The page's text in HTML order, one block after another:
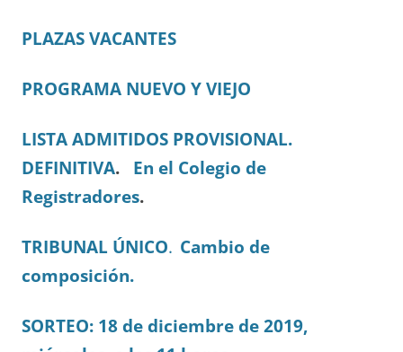
PLAZAS VACANTES
PROGRAMA NUEVO Y VIEJO
LISTA ADMITIDOS PROVISIONAL.
DEFINITIVA. En el Colegio de
Registradores.
TRIBUNAL ÚNICO. Cambio de
composición.
SORTEO: 18 de diciembre de 2019,